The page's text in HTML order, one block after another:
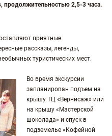
продолжительностью 2,5-3 часа.
приятные
рассказы, легенды,
туристических мест.
Во время экскурсии
запланирован подъем на
крышу ТЦ «Вернисаж» или
на крышу «Мастерской
шоколада» и спуск в
подземелье «Кофейной